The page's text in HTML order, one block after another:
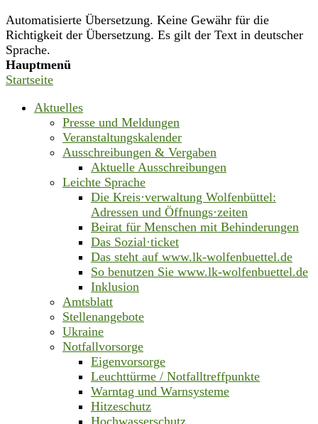
Automatisierte Übersetzung. Keine Gewähr für die
Richtigkeit der Übersetzung. Es gilt der Text in deutscher
Sprache.
Hauptmenü
Startseite
Aktuelles
Presse und Meldungen
Veranstaltungskalender
Ausschreibungen & Vergaben
Aktuelle Ausschreibungen
Leichte Sprache
Die Kreis·verwaltung Wolfenbüttel:
Adressen und Öffnungs·zeiten
Beirat für Menschen mit Behinderungen
Das Sozial·ticket
Das steht auf www.lk-wolfenbuettel.de
So benutzen Sie www.lk-wolfenbuettel.de
Inklusion
Amtsblatt
Stellenangebote
Ukraine
Notfallvorsorge
Eigenvorsorge
Leuchttürme / Notfalltreffpunkte
Warntag und Warnsysteme
Hitzeschutz
Hochwasserschutz